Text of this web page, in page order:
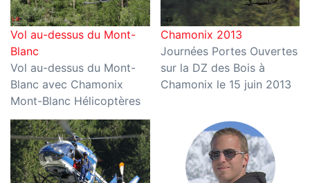
Vol au-dessus du Mont-
Blanc
Vol au-dessus du Mont-
Blanc avec Chamonix
Mont-Blanc Hélicoptères
Chamonix 2013
Journées Portes Ouvertes
sur la DZ des Bois à
Chamonix le 15 juin 2013